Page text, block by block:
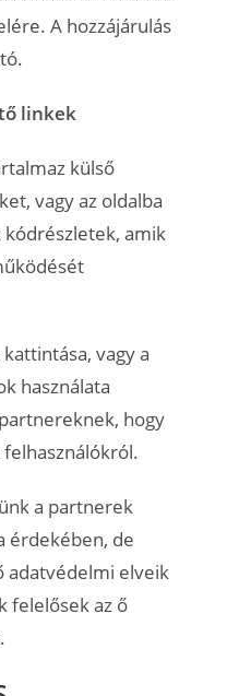
A hozzájárulás
linkek
külső
vagy az oldalba
kódrészletek, amik
vagy a
használata
hogy
a partnerek
érdekében, de
adatvédelmi elveik
felelősek az ő